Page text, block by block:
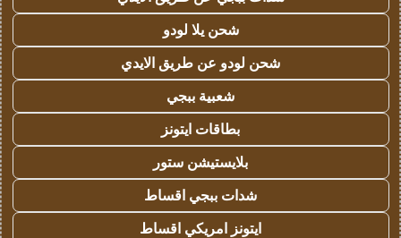
شحن يلا لودو
شحن لودو عن طريق الايدي
شعبية ببجي
بطاقات ايتونز
بلايستيشن ستور
شدات ببجي اقساط
ايتونز امريكي اقساط